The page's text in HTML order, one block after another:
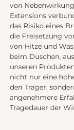
von
Extensions
das Risiko eines
die Freisetzung
von Hitze und
beim Duschen,
unseren
nicht nur eine
den Träger,
angenehmere
Tragedauer der